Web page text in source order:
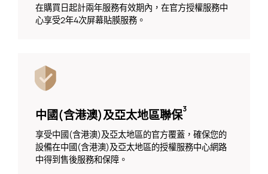
在購買日起計兩年服務有效期內，在官方授權服務中
心享受2年4次屏幕貼膜服務。
中國(含港澳)及亞太地區聯保³
享受中國(含港澳)及亞太地區的官方覆蓋，確保您的
設備在中國(含港澳)及亞太地區的授權服務中心網路
中得到售後服務和保障。